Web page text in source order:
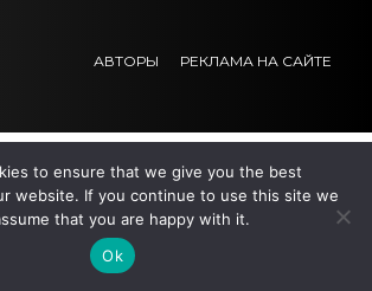
АВТОРЫ РЕКЛАМА НА САЙТЕ
to ensure that we give you the best
website. If you continue to use this site we
that you are happy with it.
Ok